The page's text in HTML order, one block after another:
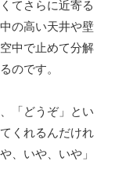
てさらに近寄る
の高い天井や壁
中で止めて分解
のです。
「どうぞ」とい
くれるんだけれ
、いや、いや」